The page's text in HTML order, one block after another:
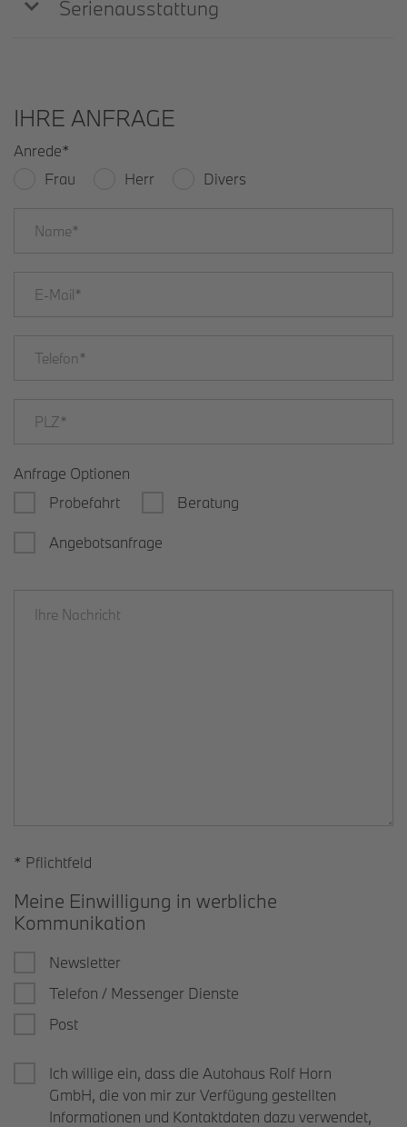
Serienausstattung
IHRE ANFRAGE
Anrede*
Frau
Herr Divers
Anfrage Optionen
Probefahrt
Beratung
Angebotsanfrage
* Pflichtfeld
Meine Einwilligung in werbliche
Kommunikation
Newsletter
Telefon / Messenger Dienste
Post
Ich willige ein, dass die Autohaus Rolf Horn
GmbH, die von mir zur Verfügung gestellten
Informationen und Kontaktdaten dazu verwendet,